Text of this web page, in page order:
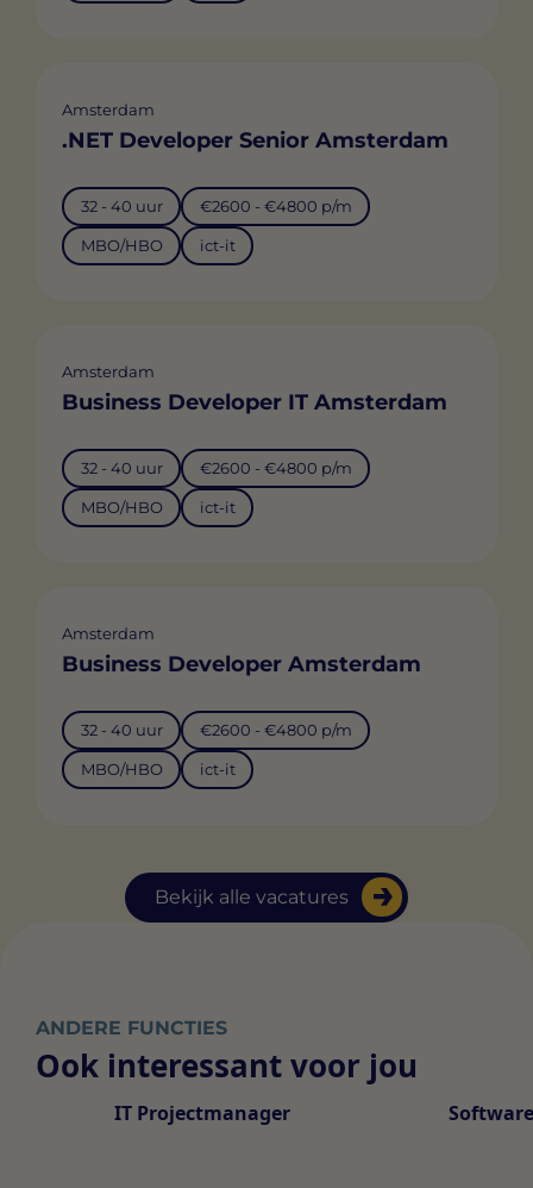
Bekijk alle vacatures
Amsterdam
.NET Developer Senior Amsterdam
32 - 40 uur €2600 - €4800 p/m
MBO/HBO ict-it
Amsterdam
Business Developer IT Amsterdam
32 - 40 uur €2600 - €4800 p/m
MBO/HBO ict-it
Amsterdam
Business Developer Amsterdam
32 - 40 uur €2600 - €4800 p/m
MBO/HBO ict-it
ANDERE FUNCTIES
Ook interessant voor jou
IT Projectmanager